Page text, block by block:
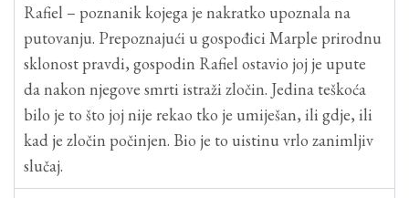
Rafiel – poznanik kojega je nakratko upoznala na
putovanju. Prepoznajući u gospođici Marple prirodnu
sklonost pravdi, gospodin Rafiel ostavio joj je upute
da nakon njegove smrti istraži zločin. Jedina teškoća
bilo je to što joj nije rekao tko je umiješan, ili gdje, ili
kad je zločin počinjen. Bio je to uistinu vrlo zanimljiv
slučaj.